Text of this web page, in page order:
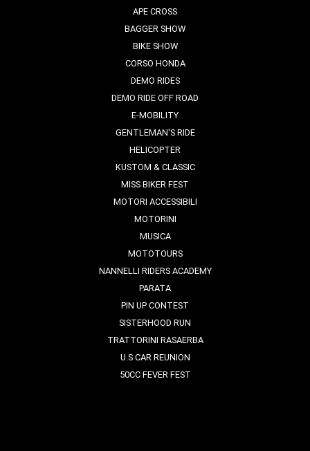
APE CROSS
BAGGER SHOW
BIKE SHOW
CORSO HONDA
DEMO RIDES
DEMO RIDE OFF ROAD
E-MOBILITY
GENTLEMAN'S RIDE
HELICOPTER
KUSTOM & CLASSIC
MISS BIKER FEST
MOTORI ACCESSIBILI
MOTORINI
MUSICA
MOTOTOURS
NANNELLI RIDERS ACADEMY
PARATA
PIN UP CONTEST
SISTERHOOD RUN
TRATTORINI RASAERBA
U.S CAR REUNION
50CC FEVER FEST